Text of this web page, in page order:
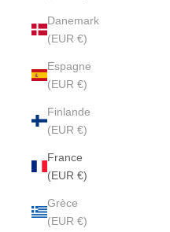
Danemark
(EUR €)
Espagne
(EUR €)
Finlande
(EUR €)
France
(EUR €)
Grèce
(EUR €)